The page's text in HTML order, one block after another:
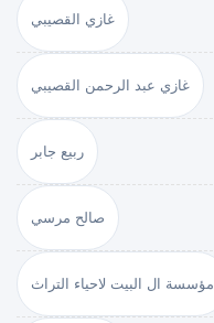
غازي القصيبي
غازي عبد الرحمن القصيبي
ربيع جابر
صالح مرسي
مؤسسة ال البيت لاحياء التراث